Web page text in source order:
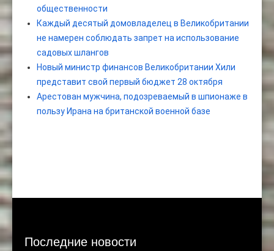
общественности
Каждый десятый домовладелец в Великобритании
не намерен соблюдать запрет на использование
садовых шлангов
Новый министр финансов Великобритании Хили
представит свой первый бюджет 28 октября
Арестован мужчина, подозреваемый в шпионаже в
пользу Ирана на британской военной базе
Последние новости